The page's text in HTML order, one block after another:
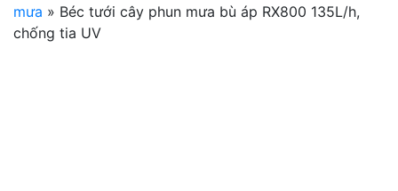
mưa » Béc tưới cây phun mưa bù áp RX800 135L/h,
chống tia UV